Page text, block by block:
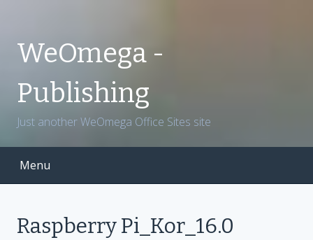
WeOmega -
Publishing
Just another WeOmega Office Sites site
Menu
Raspberry Pi_Kor_16.0